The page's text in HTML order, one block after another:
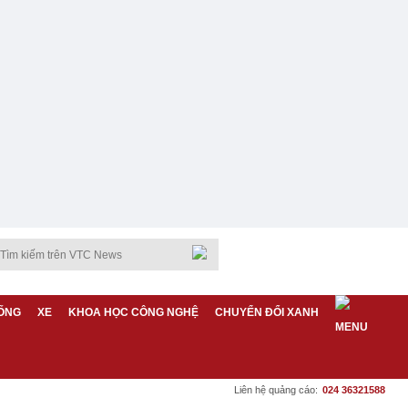
XE KHOA HỌC CÔNG NGHỆ CHUYỂN ĐỔI XANH
Liên hệ quảng cáo: 024 36321588